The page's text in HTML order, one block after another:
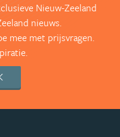
Nieuw-Zeeland
nieuws.
mee met prijsvragen.